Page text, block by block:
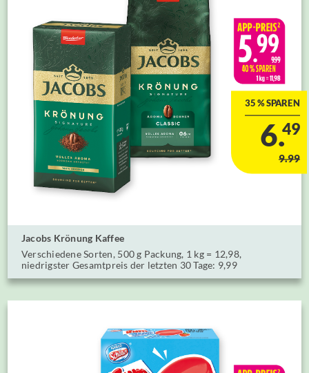
35 % SPAREN
6.49
9.99
Jacobs Krönung Kaffee
Verschiedene Sorten, ⁣500 g Packung, 1 kg = 12,98,
niedrigster Gesamtpreis der letzten 30 Tage: 9,99